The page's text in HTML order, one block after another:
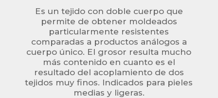
Es un tejido con doble cuerpo que
permite de obtener moldeados
particularmente resistentes
comparadas a productos análogos a
cuerpo único. El grosor resulta mucho
más contenido en cuanto es el
resultado del acoplamiento de dos
tejidos muy finos. Indicados para pieles
medias y ligeras.